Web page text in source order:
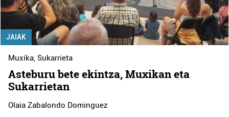
JAIAK
Muxika, Sukarrieta
Asteburu bete ekintza, Muxikan eta
Sukarrietan
Olaia Zabalondo Dominguez